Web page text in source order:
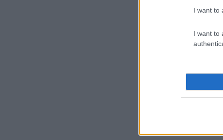
I want to
I want to
2 βάζα
4 κ.σ.